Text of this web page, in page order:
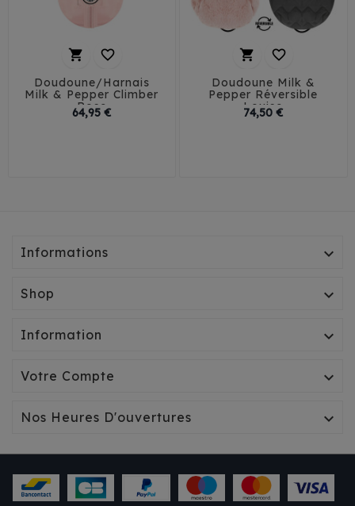
 
Doudoune/Harnais
Milk & Pepper Climber
Rose
64,95 €Prix
 
Doudoune Milk &
Pepper Réversible
Louise
74,50 €Prix
Informations 
Shop 
Information 
Votre Compte 
Nos Heures D'ouvertures 